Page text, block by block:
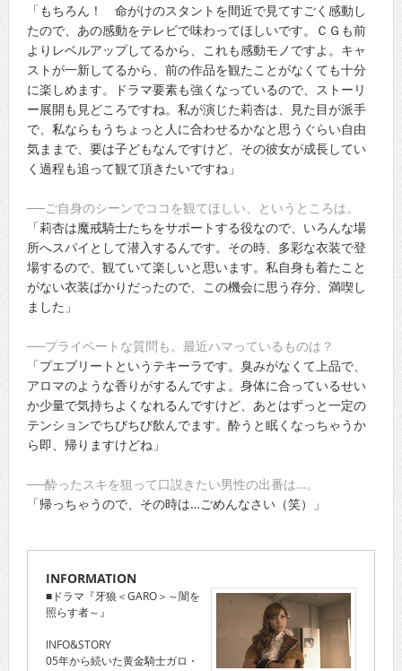
「もちろん！ 命がけのスタントを間近で見てすごく感動し
たので、あの感動をテレビで味わってほしいです。ＣＧも前
よりレベルアップしてるから、これも感動モノですよ。キャ
ストが一新してるから、前の作品を観たことがなくても十分
に楽しめます。ドラマ要素も強くなっているので、ストーリ
ー展開も見どころですね。私が演じた莉杏は、見た目が派手
で、私ならもうちょっと人に合わせるかなと思うぐらい自由
気ままで、要は子どもなんですけど、その彼女が成長してい
く過程も追って観て頂きたいですね」
──ご自身のシーンでココを観てほしい、というところは。
「莉杏は魔戒騎士たちをサポートする役なので、いろんな場
所へスパイとして潜入するんです。その時、多彩な衣装で登
場するので、観ていて楽しいと思います。私自身も着たこと
がない衣装ばかりだったので、この機会に思う存分、満喫し
ました」
──プライベートな質問も。最近ハマっているものは？
「プエブリートというテキーラです。臭みがなくて上品で、
アロマのような香りがするんですよ。身体に合っているせい
か少量で気持ちよくなれるんですけど、あとはずっと一定の
テンションでちびちび飲んでます。酔うと眠くなっちゃうか
ら即、帰りますけどね」
──酔ったスキを狙って口説きたい男性の出番は…。
「帰っちゃうので、その時は…ごめんなさい（笑）」
INFORMATION
■ドラマ『牙狼＜GARO＞～闇を
照らす者～』
INFO&STORY
05年から続いた黄金騎士ガロ・